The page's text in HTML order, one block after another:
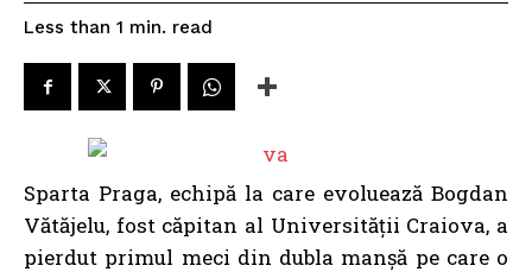
Less than 1 min. read
Sparta Praga, echipă la care evoluează Bogdan
Vătăjelu, fost căpitan al Universității Craiova, a
pierdut primul meci din dubla manșă pe care o